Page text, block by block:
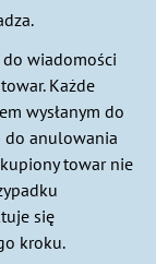
do wiadomości
Każde
wysłanym do
do anulowania
towar nie
się
kroku.